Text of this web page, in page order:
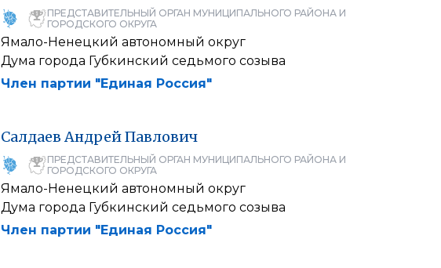
ПРЕДСТАВИТЕЛЬНЫЙ ОРГАН МУНИЦИПАЛЬНОГО РАЙОНА И
ГОРОДСКОГО ОКРУГА
Ямало-Ненецкий автономный округ
Дума города Губкинский седьмого созыва
Член партии "Единая Россия"
Салдаев АндрейПавлович
ПРЕДСТАВИТЕЛЬНЫЙ ОРГАН МУНИЦИПАЛЬНОГО РАЙОНА И
ГОРОДСКОГО ОКРУГА
Ямало-Ненецкий автономный округ
Дума города Губкинский седьмого созыва
Член партии "Единая Россия"